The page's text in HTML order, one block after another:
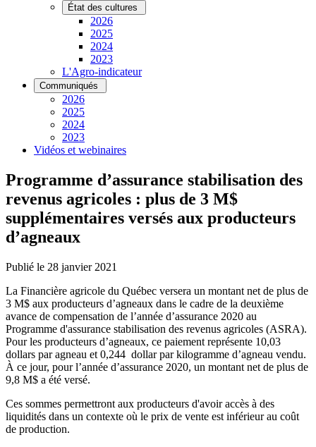
État des cultures
2026
2025
2024
2023
L'Agro-indicateur
Communiqués
2026
2025
2024
2023
Vidéos et webinaires
Programme d’assurance stabilisation des
revenus agricoles : plus de 3 M$
supplémentaires versés aux producteurs
d’agneaux
Publié le 28 janvier 2021
La Financière agricole du Québec versera un montant net de plus de
3 M$ aux producteurs d’agneaux dans le cadre de la deuxième
avance de compensation de l’année d’assurance 2020 au
Programme d'assurance stabilisation des revenus agricoles (ASRA).
Pour les producteurs d’agneaux, ce paiement représente 10,03
dollars par agneau et 0,244 dollar par kilogramme d’agneau vendu.
À ce jour, pour l’année d’assurance 2020, un montant net de plus de
9,8 M$ a été versé.
Ces sommes permettront aux producteurs d'avoir accès à des
liquidités dans un contexte où le prix de vente est inférieur au coût
de production.